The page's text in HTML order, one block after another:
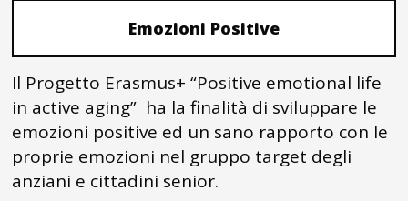
Emozioni Positive
Il Progetto Erasmus+ “Positive emotional life
in active aging” ha la finalità di sviluppare le
emozioni positive ed un sano rapporto con le
proprie emozioni nel gruppo target degli
anziani e cittadini senior.